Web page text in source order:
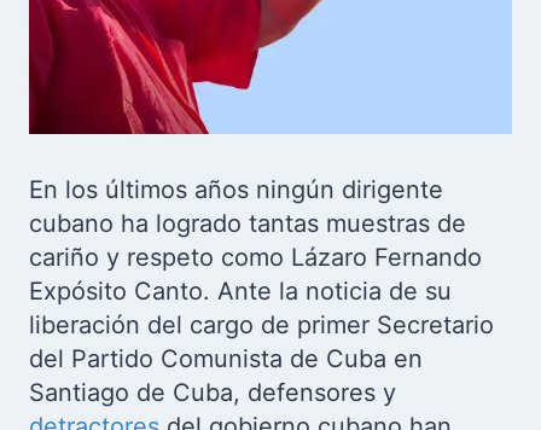
En los últimos años ningún dirigente
cubano ha logrado tantas muestras de
cariño y respeto como Lázaro Fernando
Expósito Canto. Ante la noticia de su
liberación del cargo de primer Secretario
del Partido Comunista de Cuba en
Santiago de Cuba, defensores y